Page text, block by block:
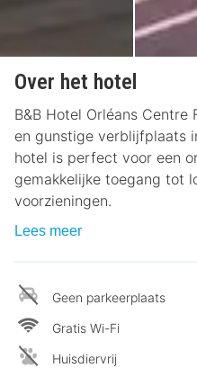
Over het hotel
B&B Hotel Orléans
en gunstige verblijfplaats
hotel is perfect voor een
gemakkelijke toegang tot
voorzieningen.
Lees meer
Geen parkeerplaats
Gratis Wi-Fi
Huisdiervrij